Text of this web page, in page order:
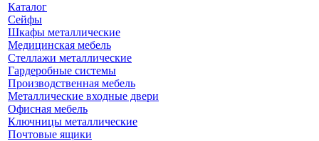
Каталог
Сейфы
Шкафы металлические
Медицинская мебель
Стеллажи металлические
Гардеробные системы
Производственная мебель
Металлические входные двери
Офисная мебель
Ключницы металлические
Почтовые ящики